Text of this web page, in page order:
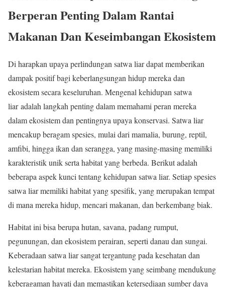
Berperan Penting Dalam Rantai
Makanan Dan Keseimbangan Ekosistem
Di harapkan upaya perlindungan satwa liar dapat memberikan
dampak positif bagi keberlangsungan hidup mereka dan
ekosistem secara keseluruhan. Mengenal kehidupan satwa
liar adalah langkah penting dalam memahami peran mereka
dalam ekosistem dan pentingnya upaya konservasi. Satwa liar
mencakup beragam spesies, mulai dari mamalia, burung, reptil,
amfibi, hingga ikan dan serangga, yang masing-masing memiliki
karakteristik unik serta habitat yang berbeda. Berikut adalah
beberapa aspek kunci tentang kehidupan satwa liar. Setiap spesies
satwa liar memiliki habitat yang spesifik, yang merupakan tempat
di mana mereka hidup, mencari makanan, dan berkembang biak.
Habitat ini bisa berupa hutan, savana, padang rumput,
pegunungan, dan ekosistem perairan, seperti danau dan sungai.
Keberadaan satwa liar sangat tergantung pada kesehatan dan
kelestarian habitat mereka. Ekosistem yang seimbang mendukung
keberagaman hayati dan memastikan ketersediaan sumber daya